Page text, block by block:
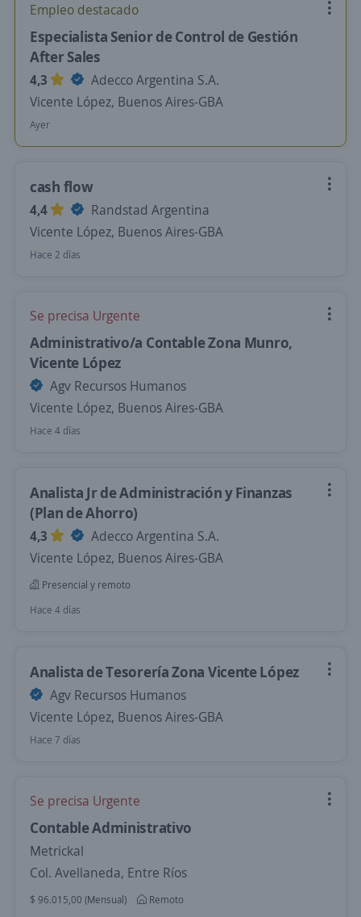
Empleo destacado
Especialista Senior de Control de Gestión
After Sales
4,3
Adecco Argentina S.A.
Vicente López, Buenos Aires-GBA
Ayer
cash flow
4,4
Randstad Argentina
Vicente López, Buenos Aires-GBA
Hace 2 días
Se precisa Urgente
Administrativo/a Contable Zona Munro,
Vicente López
Agv Recursos Humanos
Vicente López, Buenos Aires-GBA
Hace 4 días
Analista Jr de Administración y Finanzas
(Plan de Ahorro)
4,3
Adecco Argentina S.A.
Vicente López, Buenos Aires-GBA
Presencial y remoto
Hace 4 días
Analista de Tesorería Zona Vicente López
Agv Recursos Humanos
Vicente López, Buenos Aires-GBA
Hace 7 días
Se precisa Urgente
Contable Administrativo
Metrickal
Col. Avellaneda, Entre Ríos
$ 96.015,00 (Mensual)
Remoto